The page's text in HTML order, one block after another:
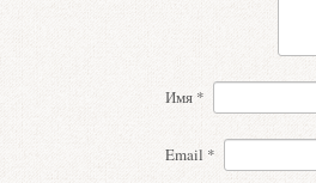
Имя *
Email *